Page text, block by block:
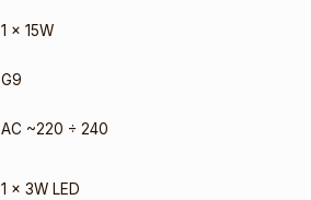
1 x 15W
G9
AC ~220 ÷ 240
1 x 3W LED